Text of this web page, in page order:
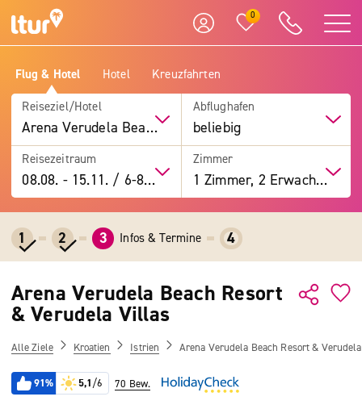
0
Flug & Hotel Hotel Kreuzfahrten
Reiseziel/Hotel
Arena Verudela Beach Resort & Verudela Villas
Abflughafen
beliebig
Reisezeitraum
08.08. -15.11. / 6-8 Tage
Zimmer
1 Zimmer, 2 Erwachsene
1 2 3 Infos & Termine 4
Arena Verudela Beach Resort
& Verudela Villas
Alle Ziele Kroatien Istrien Arena Verudela Beach Resort &
91% 5,1/6 70 Bew.